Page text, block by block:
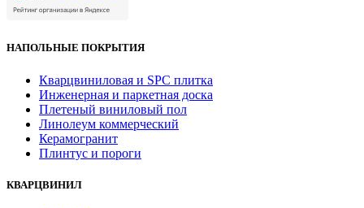
НАПОЛЬНЫЕ ПОКРЫТИЯ
Кварцвиниловая и SPC плитка
Инженерная и паркетная доска
Плетеный виниловый пол
Линолеум коммерческий
Керамогранит
Плинтус и пороги
КВАРЦВИНИЛ